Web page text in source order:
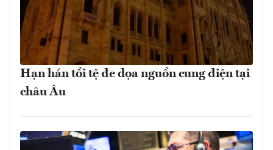
Hạn hán tồi tệ đe dọa nguồn cung điện tại
châu Âu